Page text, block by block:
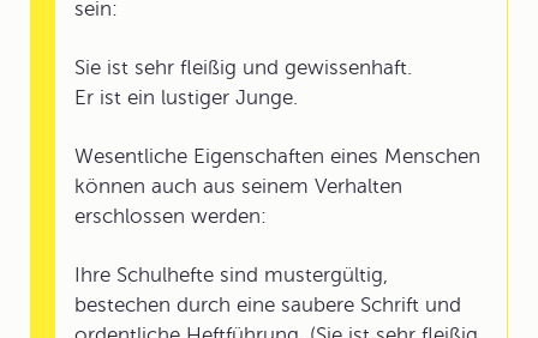
sein:
Sie ist sehr fleißig und gewissenhaft.
Er ist ein lustiger Junge.
Wesentliche Eigenschaften eines Menschen
können auch aus seinem Verhalten
erschlossen werden:
Ihre Schulhefte sind mustergültig,
bestechen durch eine saubere Schrift und